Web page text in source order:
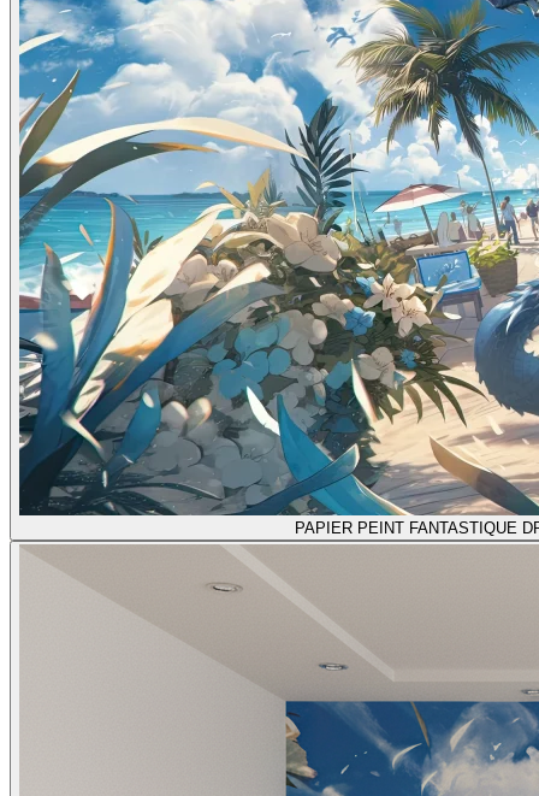
PAPIER PEINT FANTASTIQUE